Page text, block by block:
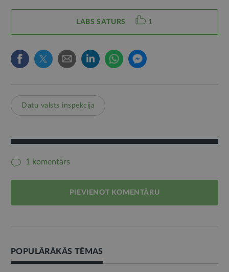
LABS SATURS 1
Datu valsts inspekcija
1 komentārs
PIEVIENOT KOMENTĀRU
POPULĀRĀKĀS TĒMAS